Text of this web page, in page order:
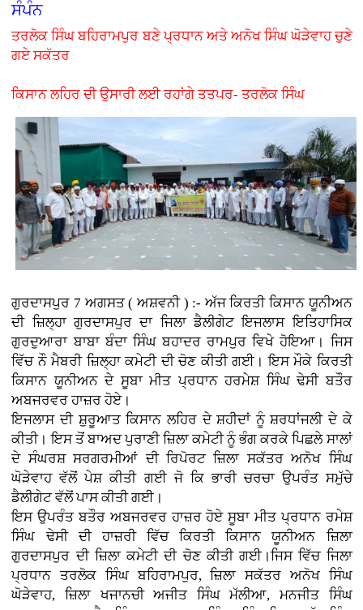
ਸੰਪੰਨ
ਤਰਲੋਕ ਸਿੰਘ ਬਹਿਰਾਮਪੁਰ ਬਣੇ ਪ੍ਰਧਾਨ ਅਤੇ ਅਨੋਖ ਸਿੰਘ ਘੋੜੇਵਾਹ ਚੁਣੇ
ਗਏ ਸਕੱਤਰ
ਕਿਸਾਨ ਲਹਿਰ ਦੀ ਉਸਾਰੀ ਲਈ ਰਹਾਂਗੇ ਤਤਪਰ- ਤਰਲੋਕ ਸਿੰਘ
ਗੁਰਦਾਸਪੁਰ 7 ਅਗਸਤ ( ਅਸ਼ਵਨੀ ) :- ਅੱਜ ਕਿਰਤੀ ਕਿਸਾਨ ਯੂਨੀਅਨ
ਦੀ ਜ਼ਿਲ੍ਹਾ ਗੁਰਦਾਸਪੁਰ ਦਾ ਜਿਲਾ ਡੈਲੀਗੇਟ ਇਜਲਾਸ ਇਤਿਹਾਸਿਕ
ਗੁਰਦੁਆਰਾ ਬਾਬਾ ਬੰਦਾ ਸਿੰਘ ਬਹਾਦਰ ਰਾਮਪੁਰ ਵਿਖੇ ਹੋਇਆ। ਜਿਸ
ਵਿੱਚ ਨੌ ਮੈਬਰੀ ਜ਼ਿਲ੍ਹਾ ਕਮੇਟੀ ਦੀ ਚੋਣ ਕੀਤੀ ਗਈ। ਇਸ ਮੌਕੇ ਕਿਰਤੀ
ਕਿਸਾਨ ਯੂਨੀਅਨ ਦੇ ਸੂਬਾ ਮੀਤ ਪ੍ਰਧਾਨ ਹਰਮੇਸ਼ ਸਿੰਘ ਢੇਸੀ ਬਤੌਰ
ਅਬਜਰਵਰ ਹਾਜ਼ਰ ਹੋਏ।
ਇਜਲਾਸ ਦੀ ਸ਼ੁਰੂਆਤ ਕਿਸਾਨ ਲਹਿਰ ਦੇ ਸ਼ਹੀਦਾਂ ਨੂੰ ਸ਼ਰਧਾਂਜਲੀ ਦੇ ਕੇ
ਕੀਤੀ। ਇਸ ਤੋਂ ਬਾਅਦ ਪੁਰਾਣੀ ਜ਼ਿਲਾ ਕਮੇਟੀ ਨੂੰ ਭੰਗ ਕਰਕੇ ਪਿਛਲੇ ਸਾਲਾਂ
ਦੇ ਸੰਘਰਸ਼ ਸਰਗਰਮੀਆਂ ਦੀ ਰਿਪੋਰਟ ਜ਼ਿਲਾ ਸਕੱਤਰ ਅਨੋਖ ਸਿੰਘ
ਘੋੜੇਵਾਹ ਵੱਲੋਂ ਪੇਸ਼ ਕੀਤੀ ਗਈ ਜੋ ਕਿ ਭਾਰੀ ਚਰਚਾ ਉਪਰੰਤ ਸਮੁੱਚੇ
ਡੈਲੀਗੇਟ ਵੱਲੋਂ ਪਾਸ ਕੀਤੀ ਗਈ।
ਇਸ ਉਪਰੰਤ ਬਤੌਰ ਅਬਜਰਵਰ ਹਾਜ਼ਰ ਹੋਏ ਸੂਬਾ ਮੀਤ ਪ੍ਰਧਾਨ ਰਮੇਸ਼
ਸਿੰਘ ਢੇਸੀ ਦੀ ਹਾਜ਼ਰੀ ਵਿੱਚ ਕਿਰਤੀ ਕਿਸਾਨ ਯੂਨੀਅਨ ਜ਼ਿਲਾ
ਗੁਰਦਾਸਪੁਰ ਦੀ ਜ਼ਿਲਾ ਕਮੇਟੀ ਦੀ ਚੋਣ ਕੀਤੀ ਗਈ।ਜਿਸ ਵਿੱਚ ਜਿਲਾ
ਪ੍ਰਧਾਨ ਤਰਲੋਕ ਸਿੰਘ ਬਹਿਰਾਮਪੁਰ, ਜ਼ਿਲਾ ਸਕੱਤਰ ਅਨੋਖ ਸਿੰਘ
ਘੋੜੇਵਾਹ, ਜ਼ਿਲਾ ਖਜਾਨਚੀ ਅਜੀਤ ਸਿੰਘ ਮੱਲੀਆ, ਮਨਜੀਤ ਸਿੰਘ